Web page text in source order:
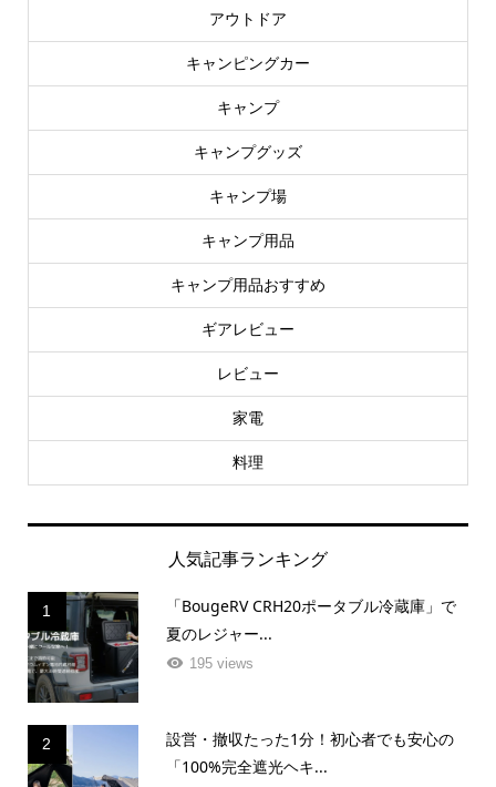
アウトドア
キャンピングカー
キャンプ
キャンプグッズ
キャンプ場
キャンプ用品
キャンプ用品おすすめ
ギアレビュー
レビュー
家電
料理
人気記事ランキング
1
「BougeRV CRH20ポータブル冷蔵庫」で
夏のレジャー...
195 views
2
設営・撤収たった1分！初心者でも安心の
「100%完全遮光ヘキ...